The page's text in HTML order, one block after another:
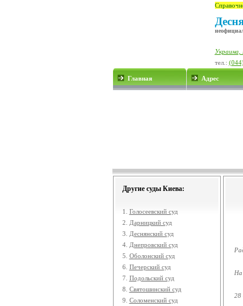
Украина,
тел.:
Главная Адрес
Другие суды Киева:
1. Голосеевский суд
2.
Дарницкий суд
3.
Деснянский суд
4. Днепровский суд
5. Оболонский суд
6. Печерский суд
7. Подольский суд
8. Святошинский суд
9. Соломенский суд
На
28